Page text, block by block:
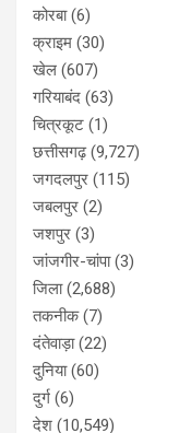
कोरबा(6)
क्राइम (30)
खेल (607)
गरियाबंद (63)
चित्रकूट (1)
छत्तीसगढ़(9,727)
जगदलपुर (115)
जबलपुर (2)
जशपुर (3)
जांजगीर-चांपा(3)
जिला(2,688)
तकनीक(7)
दंतेवाड़ा(22)
दुनिया(60)
दुर्ग (6)
देश (10,549)